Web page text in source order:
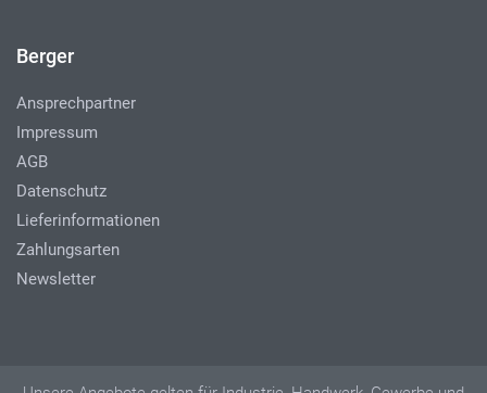
Berger
Ansprechpartner
Impressum
AGB
Datenschutz
Lieferinformationen
Zahlungsarten
Newsletter